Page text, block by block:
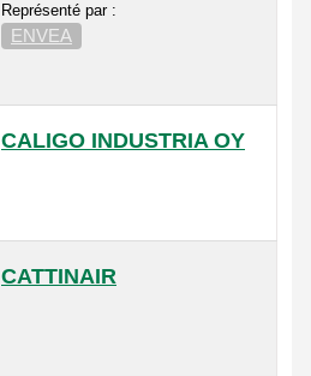
Représenté par :
ENVEA
CALIGO INDUSTRIA OY
CATTINAIR